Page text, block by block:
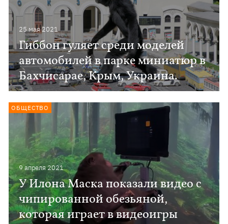
25 мая 2021
Гиббон ​​гуляет среди моделей
автомобилей в парке миниатюр в
Бахчисарае, Крым, Украина.
9 апреля 2021
У Илона Маска показали видео с
чипированной обезьяной,
которая играет в видеоигры
ОБЩЕСТВО